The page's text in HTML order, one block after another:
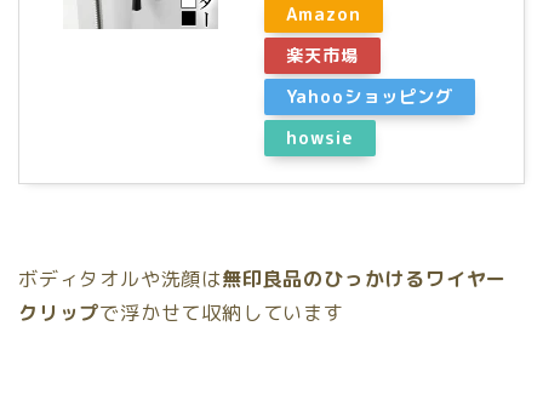
Amazon
楽天市場
Yahooショッピング
howsie
ボディタオルや洗顔は無印良品のひっかけるワイヤー
クリップで浮かせて収納しています